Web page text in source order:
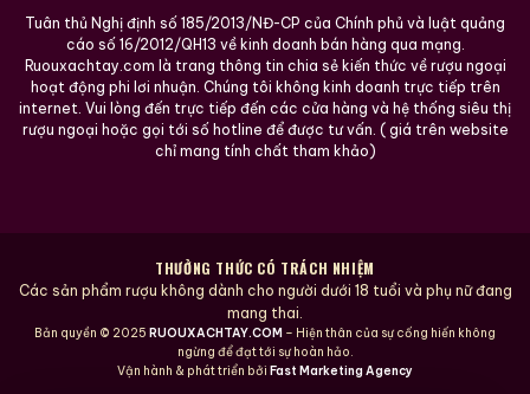
Tuân thủ Nghị định số 185/2013/NĐ-CP của Chính phủ và luật quảng
cáo số 16/2012/QH13 về kinh doanh bán hàng qua mạng.
Ruouxachtay.com là trang thông tin chia sẻ kiến thức về rượu ngoại
hoạt động phi lơi nhuận. Chúng tôi không kinh doanh trực tiếp trên
internet. Vui lòng đến trực tiếp đến các cửa hàng và hệ thống siêu thị
rượu ngoại hoặc gọi tới số hotline để được tư vấn. ( giá trên website
chỉ mang tính chất tham khảo)
THƯỞNG THỨC CÓ TRÁCH NHIỆM
Các sản phẩm rượu không dành cho người dưới 18 tuổi và phụ nữ đang
mang thai.
Bản quyền © 2025 RUOUXACHTAY.COM – Hiện thân của sự cống hiến không
ngừng để đạt tới sự hoàn hảo.
Vận hành & phát triển bởi Fast Marketing Agency